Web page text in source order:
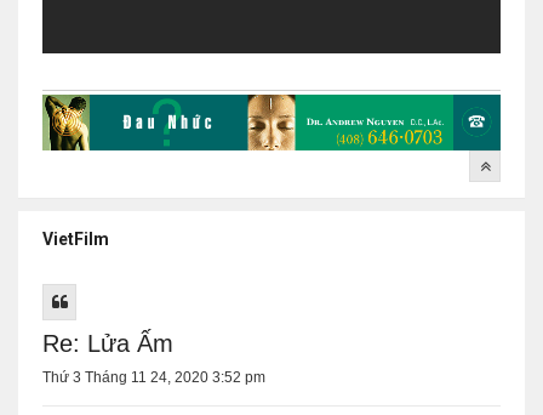
VietFilm
Re: Lửa Ấm
Thứ 3 Tháng 11 24, 2020 3:52 pm